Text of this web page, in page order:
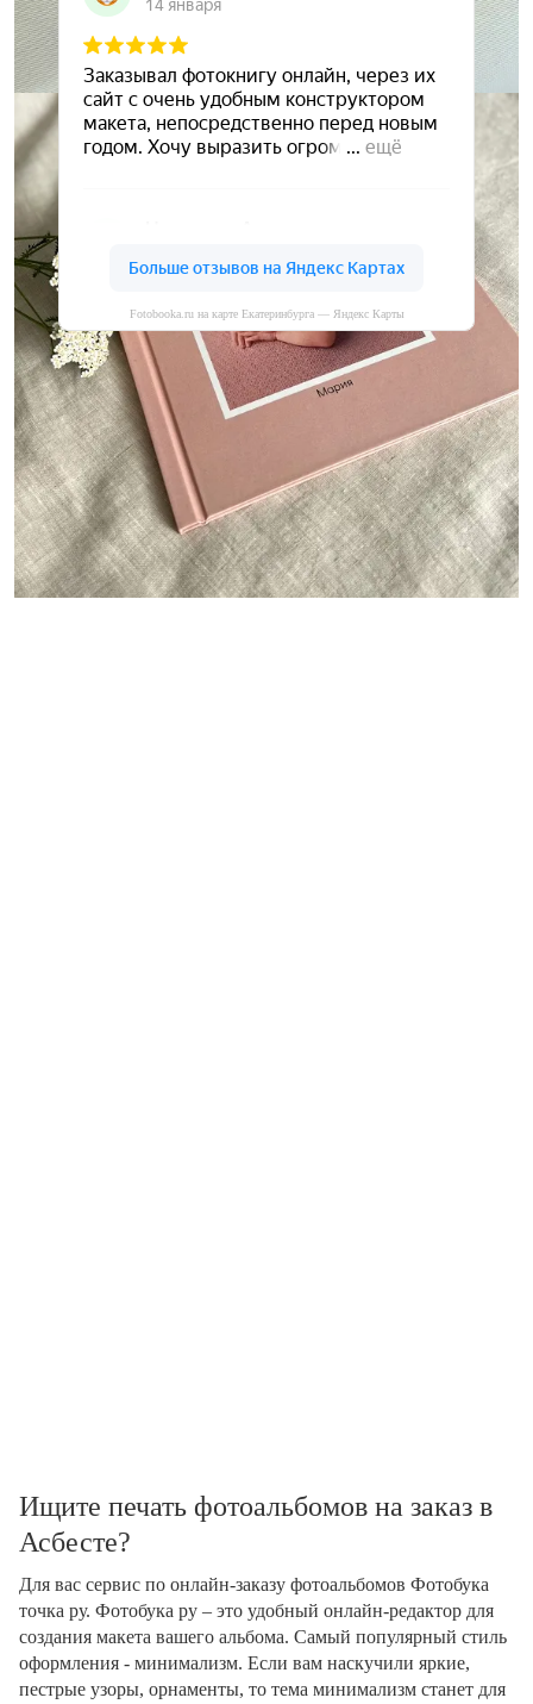
Fotobooka.ru на карте Екатеринбурга — Яндекс Карты
Сохраните ваши воспоминания
А мы вам в этом поможем
Ищите печать фотоальбомов на заказ в
Асбесте?
Для вас сервис по онлайн-заказу фотоальбомов Фотобука
точка ру. Фотобука ру – это удобный онлайн-редактор для
создания макета вашего альбома. Самый популярный стиль
оформления - минимализм. Если вам наскучили яркие,
пестрые узоры, орнаменты, то тема минимализм станет для